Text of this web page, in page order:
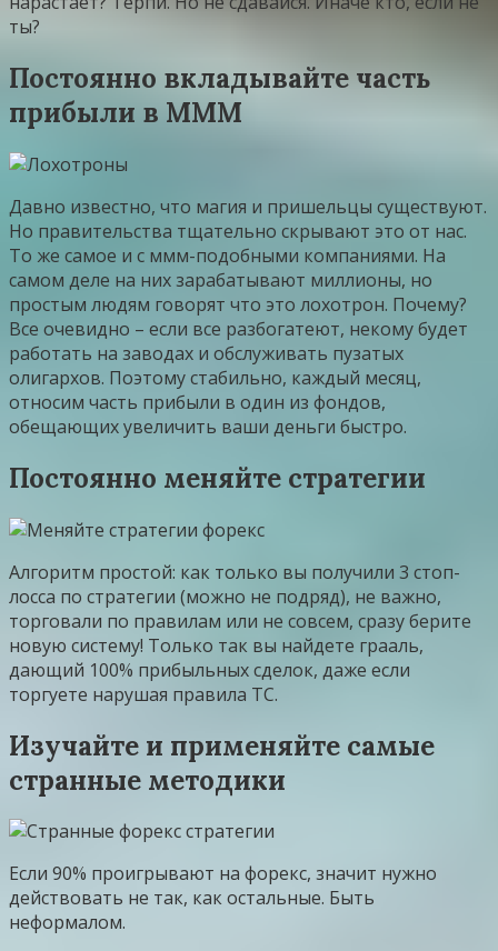
ты?
Постоянно вкладывайте часть
прибыли в МММ
Давно известно, что магия и пришельцы существуют.
Но правительства тщательно скрывают это от нас.
То же самое и с ммм-подобными компаниями. На
самом деле на них зарабатывают миллионы, но
простым людям говорят что это лохотрон. Почему?
Все очевидно – если все разбогатеют, некому будет
работать на заводах и обслуживать пузатых
олигархов. Поэтому стабильно, каждый месяц,
относим часть прибыли в один из фондов,
обещающих увеличить ваши деньги быстро.
Постоянно меняйте стратегии
Алгоритм простой: как только вы получили 3 стоп-
лосса по стратегии (можно не подряд), не важно,
торговали по правилам или не совсем, сразу берите
новую систему! Только так вы найдете грааль,
дающий 100% прибыльных сделок, даже если
торгуете нарушая правила ТС.
Изучайте и применяйте самые
странные методики
Если 90% проигрывают на форекс, значит нужно
действовать не так, как остальные. Быть
неформалом.